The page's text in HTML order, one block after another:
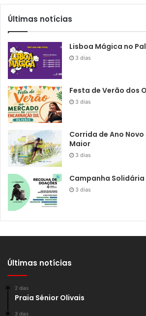
Últimas notícias
Lisboa Mágica no
3 dias
Festa de Verão dos
3 dias
Corrida de Ano
Maior
3 dias
Campanha
3 dias
Últimas notícias
2 dias
Praia Sénior Olivais
3 dias